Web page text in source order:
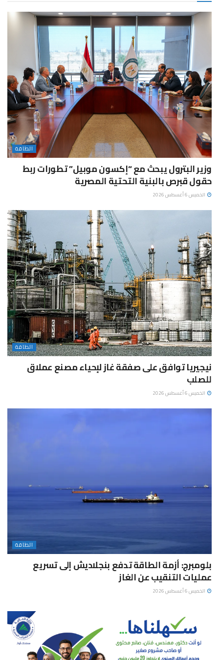
الطاقة
وزير البترول يبحث مع “إكسون موبيل” تطورات ربط
حقول قبرص بالبنية التحتية المصرية
الخميس 6 أغسطس 2026
الطاقة
نيجيريا توافق على صفقة غاز لإحياء مصنع عملاق
للصلب
الخميس 6 أغسطس 2026
الطاقة
بلومبرج: أزمة الطاقة تدفع بنجلاديش إلى تسريع
عمليات التنقيب عن الغاز
الخميس 6 أغسطس 2026